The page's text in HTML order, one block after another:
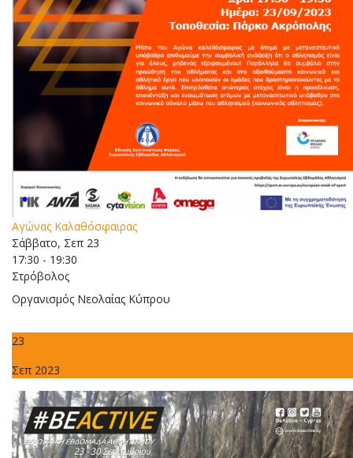
Αγώνας Καλαθόσφαιρας
Σάββατο, Σεπ 23
17:30 - 19:30
Στρόβολος
Οργανισμός Νεολαίας Κύπρου
23
Σεπ 2023